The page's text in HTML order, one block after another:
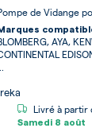
de Vidange
AYA,
Livré à partir
Samedi 8 août